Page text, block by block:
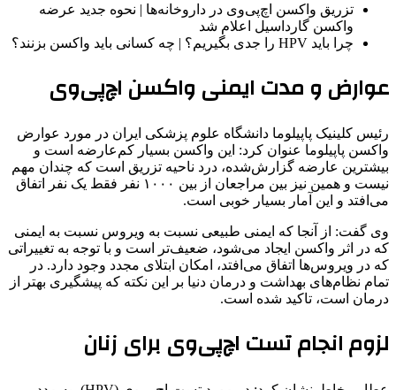
تزریق واکسن اچ‌پی‌وی در داروخانه‌ها | نحوه جدید عرضه
واکسن گارداسیل اعلام شد
چرا باید HPV را جدی بگیریم؟ | چه کسانی باید واکسن بزنند؟
عوارض و مدت ایمنی واکسن اچ‌پی‌وی
رئیس کلینیک پاپیلوما دانشگاه علوم پزشکی ایران در مورد عوارض
واکسن پاپیلوما عنوان کرد: این واکسن بسیار کم‌عارضه است و
بیشترین عارضه گزارش‌شده، درد ناحیه‌ تزریق است که چندان مهم
نیست و همین نیز بین مراجعان از بین ۱۰۰۰ نفر فقط یک نفر اتفاق
می‌افتد و این آمار بسیار خوبی است.
وی گفت: از آنجا که ایمنی طبیعی نسبت به ویروس نسبت به ایمنی
که در اثر واکسن ایجاد می‌شود، ضعیف‌تر است و با توجه به تغییراتی
که در ویروس‌ها اتفاق می‌افتد، امکان ابتلای مجدد وجود دارد. در
تمام نظام‌های بهداشت و درمان دنیا بر این نکته که پیشگیری بهتر از
درمان است، تاکید شده است.
لزوم انجام تست اچ‌پی‌وی برای زنان